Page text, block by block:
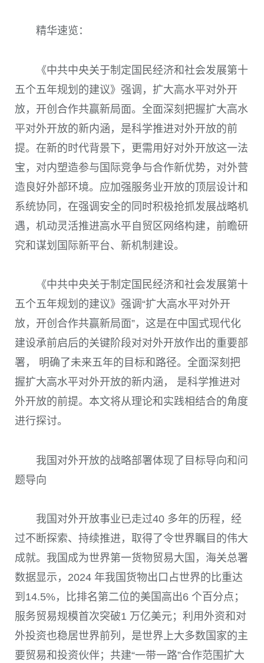
精华速览：
《中共中央关于制定国民经济和社会发展第十
五个五年规划的建议》强调，扩大高水平对外开
放，开创合作共赢新局面。全面深刻把握扩大高水
平对外开放的新内涵，是科学推进对外开放的前
提。在新的时代背景下，更需用好对外开放这一法
宝，对内塑造参与国际竞争与合作新优势，对外营
造良好外部环境。应加强服务业开放的顶层设计和
系统协同，在强调安全的同时积极抢抓发展战略机
遇，机动灵活推进高水平自贸区网络构建，前瞻研
究和谋划国际新平台、新机制建设。
《中共中央关于制定国民经济和社会发展第十
五个五年规划的建议》强调“扩大高水平对外开
放，开创合作共赢新局面”，这是在中国式现代化
建设承前启后的关键阶段对对外开放作出的重要部
署， 明确了未来五年的目标和路径。全面深刻把
握扩大高水平对外开放的新内涵， 是科学推进对
外开放的前提。本文将从理论和实践相结合的角度
进行探讨。
我国对外开放的战略部署体现了目标导向和问
题导向
我国对外开放事业已走过40 多年的历程，经
过不断探索、持续推进，取得了令世界瞩目的伟大
成就。我国成为世界第一货物贸易大国，海关总署
数据显示，2024 年我国货物出口占世界的比重达
到14.5%，比排名第二位的美国高出6 个百分点；
服务贸易规模首次突破1 万亿美元；利用外资和对
外投资也稳居世界前列，是世界上大多数国家的主
要贸易和投资伙伴；共建“一带一路”合作范围扩大